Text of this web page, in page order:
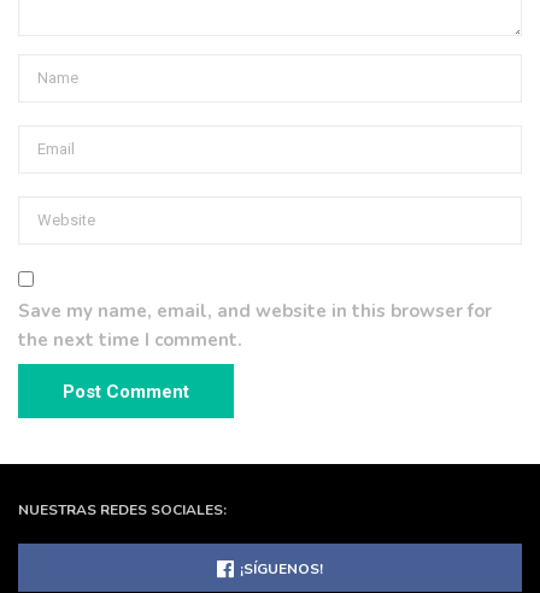
Save my name, email, and website in this browser for
the next time I comment.
NUESTRAS REDES SOCIALES:
¡SÍGUENOS!